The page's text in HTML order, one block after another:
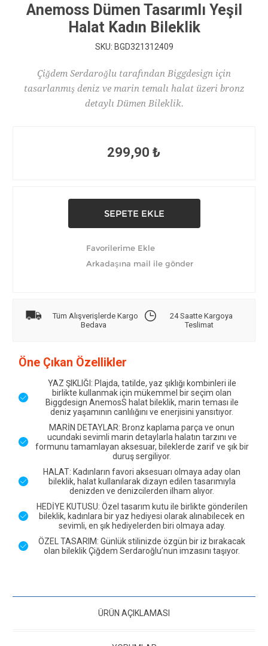
Anemoss Dümen Tasarımlı Yeşil
Halat Kadın Bileklik
SKU: BGD321312409
Çiğdem Serdaroğlu tarafından Biggdesign için
tasarlanmış deniz ve marin temalı halat üzeri bronz
detaylı Dümen Bileklik.
299,90 ₺
Tüm Alışverişlerde Kargo
Bedava
24 Saatte Kargoya
Teslimat
Öne Çıkan Özellikler
YAZ ŞIKLIĞI: Plajda, tatilde, yaz şıklığı kombinleri ile
birlikte kullanmak için mükemmel bir seçim olan
Biggdesign AnemosS halat bileklik, marin teması ile
deniz yaşamının canlılığını ve enerjisini yansıtıyor.
MARİN DETAYLAR: Bronz kaplama parça ve onun
ucundaki sevimli marin detaylarla halatın tarzını ve
formunu tamamlayan aksesuar, bileklerde zarif ve şık bir
duruş sergiliyor.
HALAT: Kadınların favori aksesuarı olmaya aday olan
bileklik, halat kullanılarak dizayn edilen tasarımıyla
denizden ve denizcilerden ilham alıyor.
HEDİYE KUTUSU: Özel tasarım kutu ile birlikte gönderilen
bileklik, kadınlara bir yaz hediyesi olarak alınabilecek en
sevimli, en şık hediyelerden biri olmaya aday.
ÖZEL TASARIM: Günlük stilinizde özgün bir iz bırakacak
olan bileklik Çiğdem Serdaroğlu’nun imzasını taşıyor.
ÜRÜN AÇIKLAMASI